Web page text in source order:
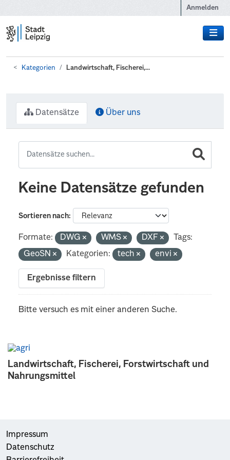
Anmelden
Kategorien Landwirtschaft, Fischerei,...
Landwirtschaft, Fischerei, Forstwirtschaft und
Nahrungsmittel
Datensätze Über uns
Keine Datensätze gefunden
Sortieren nach
Formate: DWG WMS DXF
Tags:
GeoSN
Kategorien: tech envi
Ergebnisse filtern
Bitte versuch es mit einer anderen Suche.
Impressum
Datenschutz